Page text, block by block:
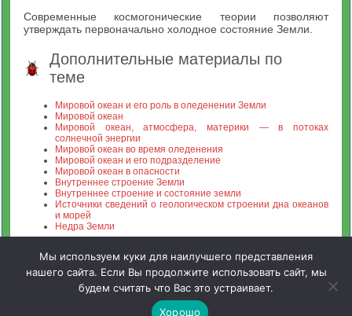
Современные космогонические теории позволяют
утверждать первоначально холодное состояние Земли.
Дополнительные материалы по
теме
Мировой океан и его роль в оледенении Земли
Мировой океан
Мировой океан, атмосфера, материки — в потоках
солнечной энергии
Мировой океан во время оледенения
Мировой океан и его подразделение
Мировой океан в опасности
Внутреннее строение Земли
Внутреннее строение и состояние земли
Источники сведений о геологическом строении дна океанов
и морей
Недра Земли
Зооинженерный факультет МСХА. Неофициальный сайт
Мы используем куки для наилучшего представления
нашего сайта. Если Вы продолжите использовать сайт, мы
будем считать что Вас это устраивает.
Хорошо